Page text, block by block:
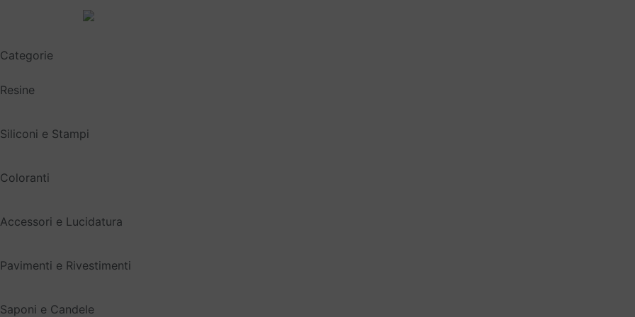
Categorie
Resine
Siliconi e Stampi
Coloranti
Accessori e Lucidatura
Pavimenti e Rivestimenti
Saponi e Candele